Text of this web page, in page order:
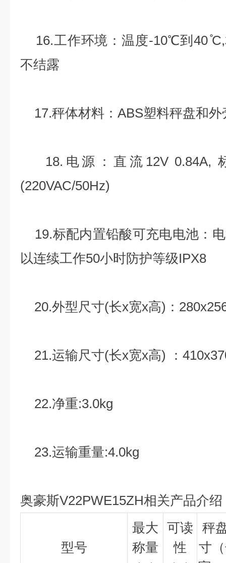
16.工作环境：温度-10℃到40 ̊C,
不结露
17.秤体材料：ABS塑料秤盘和外
18.电源：直流12V 0.84A,
(220VAC/50Hz)
19.标配内置铅酸可充电电池：
以连续工作50小时防护等级IPX8
20.外型尺寸(长x宽x高)：
21.运输尺寸(长x宽x高) ：
22.净重:3.0kg
23.运输重量:4.0kg
奥豪斯V22PWE15ZH相关产品介绍
型号
最大
称量
可读
性
秤
寸